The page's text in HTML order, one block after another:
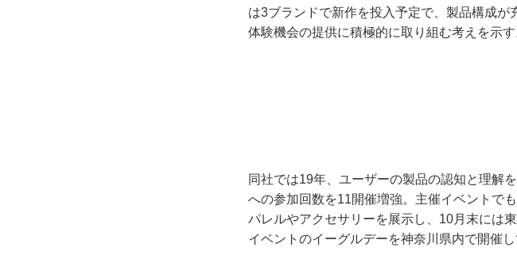
は3ブランドで新作を投入予定で、製品構成
体験機会の提供に積極的に取り組む考えを示す
同社では19年、ユーザーの製品の認知と理解
への参加回数を11開催増強。主催イベントで
パレルやアクセサリーを展示し、10月末には
イベントのイーグルデーを神奈川県内で開催